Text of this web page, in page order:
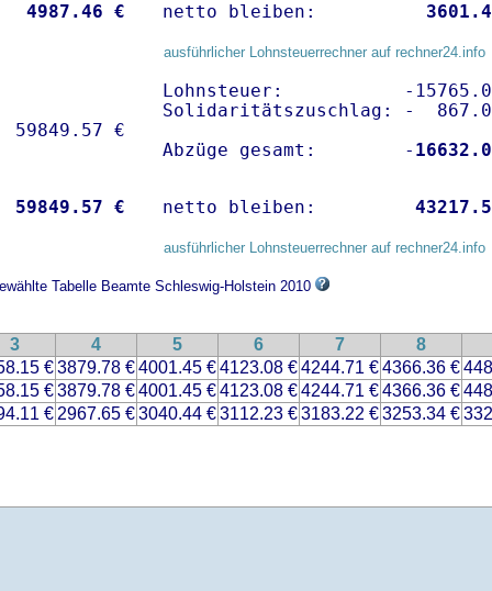
4987.46 € netto bleiben:
ausführlicher Lohnsteuerrechner auf rechner24.info
Lohnsteuer:           -
Solidaritätszuschlag: -
Abzüge gesamt:        -
59849.57 € netto bleiben:
ausführlicher Lohnsteuerrechner auf rechner24.info
Tabelle Beamte Schleswig-Holstein 2010
3 4 5 6 7 8
€3879.78 €4001.45 €4123.08 €4244.71 €4366.36 €
€3879.78 €4001.45 €4123.08 €4244.71 €4366.36 €
€ 2967.65 €3040.44 €3112.23 €3183.22 €3253.34 €